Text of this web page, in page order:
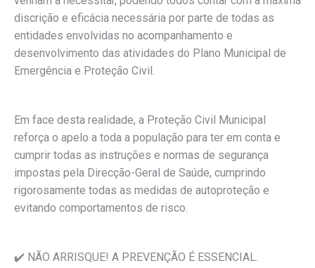
discrição e eficácia necessária por parte de todas as
entidades envolvidas no acompanhamento e
desenvolvimento das atividades do Plano Municipal de
Emergência e Proteção Civil.
Em face desta realidade, a Proteção Civil Municipal
reforça o apelo a toda a população para ter em conta e
cumprir todas as instruções e normas de segurança
impostas pela Direcção-Geral de Saúde, cumprindo
rigorosamente todas as medidas de autoproteção e
evitando comportamentos de risco.
✔️ NÃO ARRISQUE! A PREVENÇÃO É ESSENCIAL.